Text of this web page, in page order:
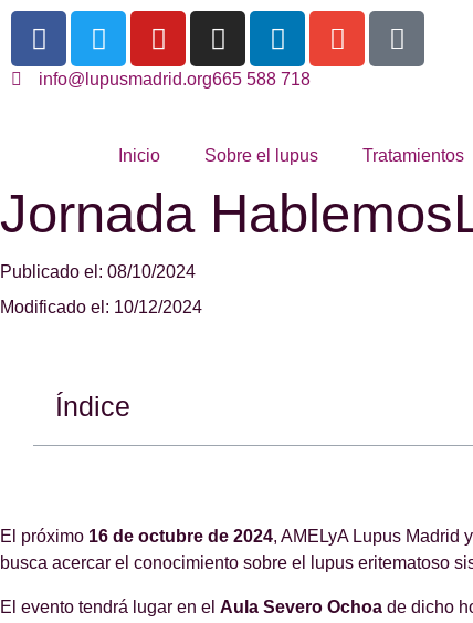
info@lupusmadrid.org665 588 718
Inicio Sobre el lupus Tratamientos
Jornada
Publicado el: 08/10/2024
Modificado el: 10/12/2024
Índice
El próximo 16 de octubre de 2024, AMELyA Lupus Madrid
busca acercar el conocimiento sobre el lupus eritematoso
El evento tendrá lugar en el Aula Severo Ochoa de dicho